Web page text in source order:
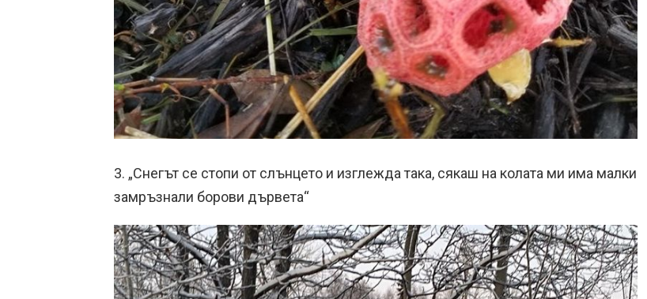
3. „Снегът се стопи от слънцето и изглежда така, сякаш на колата ми има малки
замръзнали борови дървета“